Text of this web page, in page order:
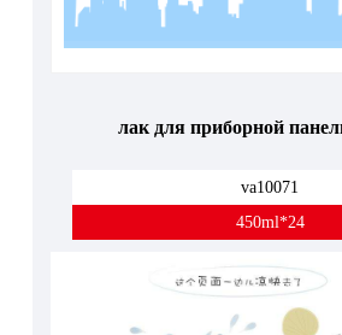
лак для приборной
va10071
450ml*24